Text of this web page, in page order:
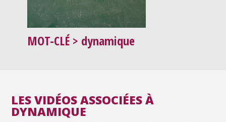
MOT-CLÉ > dynamique
LES VIDÉOS ASSOCIÉES À
DYNAMIQUE